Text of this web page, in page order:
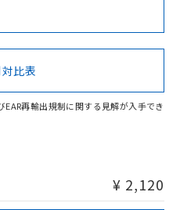
Cd Cr(VI)
能性があります。
比表
再輸出規制に関する見解が入手でき
¥ 2,120